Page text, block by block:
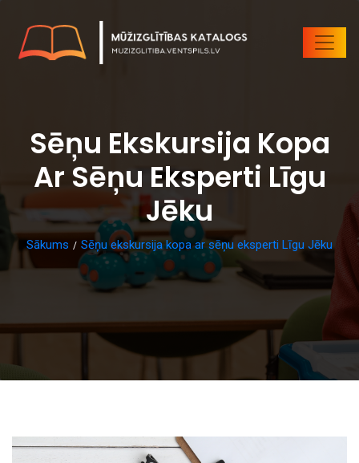
Sēņu Ekskursija Kopa
Ar Sēņu Eksperti Līgu
Jēku
Sākums / Sēņu ekskursija kopa ar sēņu eksperti Līgu Jēku